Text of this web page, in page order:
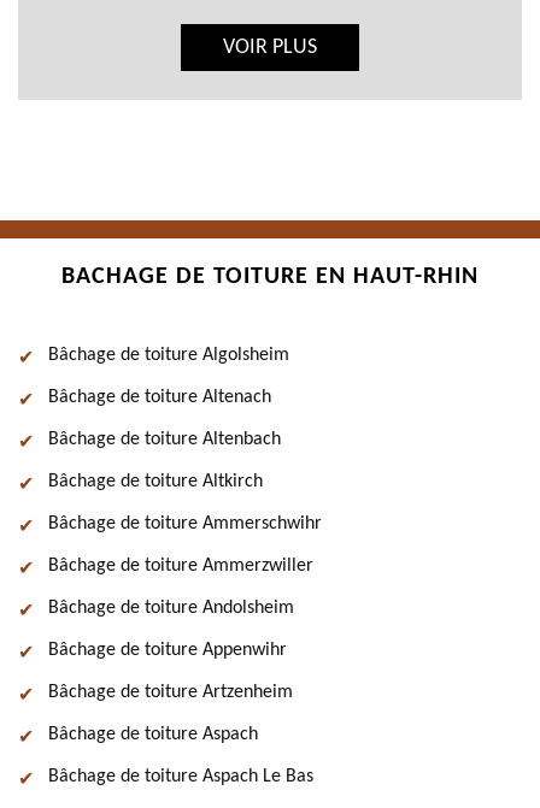
VOIR PLUS
BACHAGE DE TOITURE EN HAUT-RHIN
Bâchage de toiture Algolsheim
Bâchage de toiture Altenach
Bâchage de toiture Altenbach
Bâchage de toiture Altkirch
Bâchage de toiture Ammerschwihr
Bâchage de toiture Ammerzwiller
Bâchage de toiture Andolsheim
Bâchage de toiture Appenwihr
Bâchage de toiture Artzenheim
Bâchage de toiture Aspach
Bâchage de toiture Aspach Le Bas